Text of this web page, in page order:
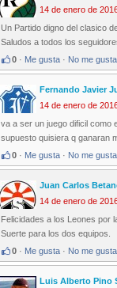
14 de enero de
Un Partido digno del clasico
Saludos a todos los
0 · Me gusta · No me gusta
Fernando Javier
14 de enero de
va a ser un juego dificil como
supuesto quisiera q ganaran
0 · Me gusta · No me gusta
Juan Carlos
14 de enero de
Felicidades a los Leones por
Suerte para los dos equipos.
0 · Me gusta · No me gusta
Luis Alberto Pino